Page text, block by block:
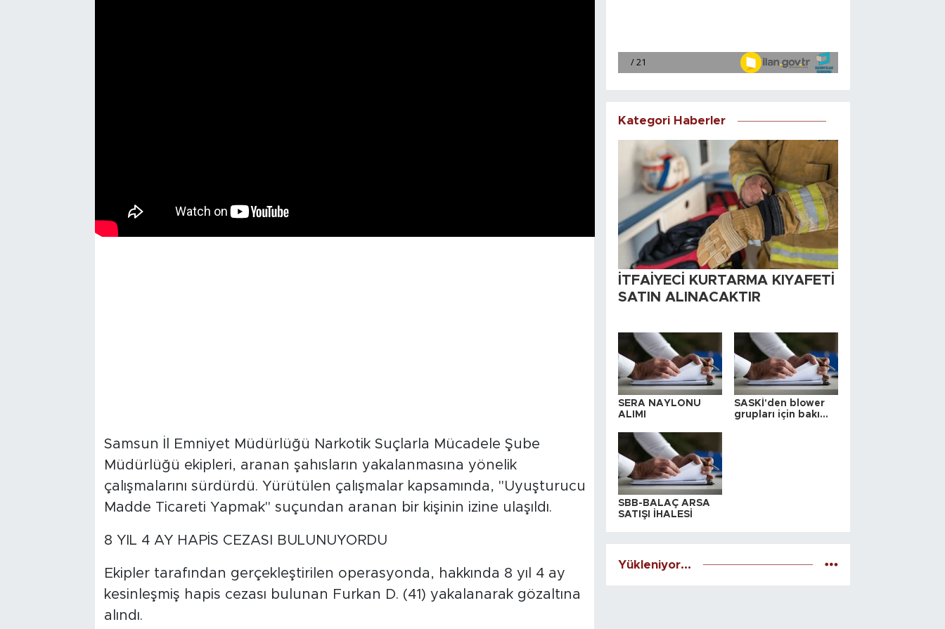
Samsun İl Emniyet Müdürlüğü Narkotik Suçlarla Mücadele Şube
Müdürlüğü ekipleri, aranan şahısların yakalanmasına yönelik
çalışmalarını sürdürdü. Yürütülen çalışmalar kapsamında, "Uyuşturucu
Madde Ticareti Yapmak" suçundan aranan bir kişinin izine ulaşıldı.
8 YIL 4 AY HAPİS CEZASI BULUNUYORDU
Ekipler tarafından gerçekleştirilen operasyonda, hakkında 8 yıl 4 ay
kesinleşmiş hapis cezası bulunan Furkan D. (41) yakalanarak gözaltına
alındı.
Kategori Haberler
İTFAİYECİ KURTARMA KIYAFETİ
SATIN ALINACAKTIR
SERA NAYLONU
ALIMI
SASKİ'den blower
grupları için bakım
SBB-BALAÇ ARSA
SATIŞI İHALESİ
Yükleniyor...